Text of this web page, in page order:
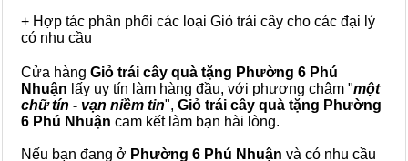
+ Hợp tác phân phối các loại Giỏ trái cây cho các đại lý
có nhu cầu
Cửa hàng Giỏ trái cây quà tặng Phường 6 Phú
Nhuận lấy uy tín làm hàng đầu, với phương châm "một
chữ tín - vạn niềm tin", Giỏ trái cây quà tặng Phường
6 Phú Nhuận cam kết làm bạn hài lòng.
Nếu bạn đang ở Phường 6 Phú Nhuận và có nhu cầu